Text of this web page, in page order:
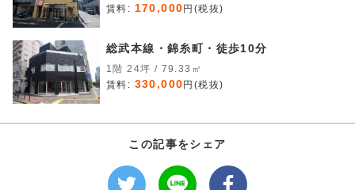
賃料: 170,000円(税抜)
総武本線・錦糸町・徒歩10分
1階 24坪 / 79.33㎡
賃料: 330,000円(税抜)
この記事をシェア